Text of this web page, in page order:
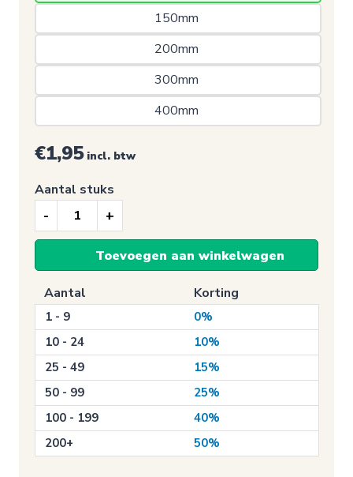
150mm
200mm
300mm
400mm
€1,95 incl. btw
Verbodssticker,
Vuur,
open
en
roken
verboden
aantal
Aantal stuks
Toevoegen aan winkelwagen
Aantal Korting
1 - 9
0%
10 - 24
10%
25 - 49
15%
50 - 99
25%
100 - 199
40%
200+
50%